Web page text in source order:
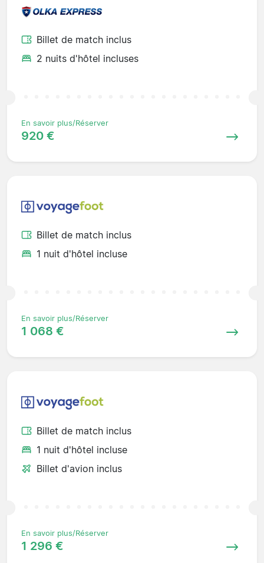
Billet de match inclus
2 nuits d'hôtel incluses
En savoir plus/Réserver
920 €
Billet de match inclus
1 nuit d'hôtel incluse
En savoir plus/Réserver
1 068 €
Billet de match inclus
1 nuit d'hôtel incluse
Billet d'avion inclus
En savoir plus/Réserver
1 296 €